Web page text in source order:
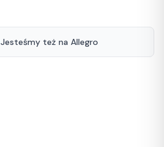
Jesteśmy też na Allegro